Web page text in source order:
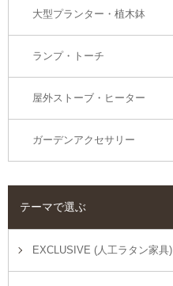
大型プランター・植木鉢
ランプ・トーチ
屋外ストーブ・ヒーター
ガーデンアクセサリー
テーマで選ぶ
EXCLUSIVE (人工ラタン家具)